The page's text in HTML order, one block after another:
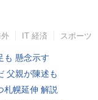
IT 経済 スポーツ
も 懸念示す
父親が陳述も
札幌延伸 解説